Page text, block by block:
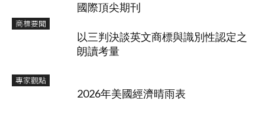
國際頂尖期刊
商標要聞
以三判決談英文商標與識別性認定之
朗讀考量
專家觀點
2026年美國經濟晴雨表